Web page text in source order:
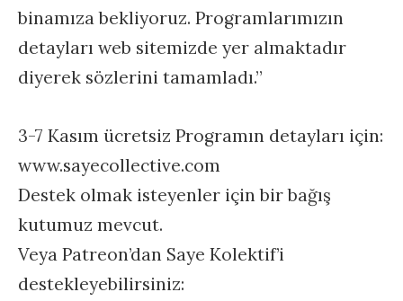
binamıza bekliyoruz. Programlarımızın
detayları web sitemizde yer almaktadır
diyerek sözlerini tamamladı.”
3-7 Kasım ücretsiz Programın detayları için:
www.sayecollective.com
Destek olmak isteyenler için bir bağış
kutumuz mevcut.
Veya Patreon’dan Saye Kolektif’i
destekleyebilirsiniz: